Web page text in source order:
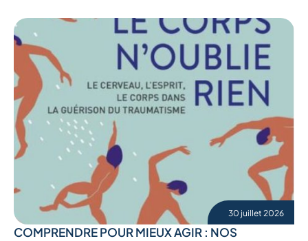
30 juillet 2026
COMPRENDRE POUR MIEUX AGIR : NOS